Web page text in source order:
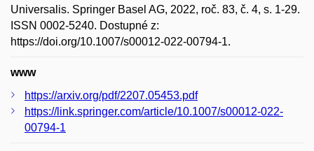
Universalis. Springer Basel AG, 2022, roč. 83, č. 4, s. 1-29.
ISSN 0002-5240. Dostupné z:
https://doi.org/10.1007/s00012-022-00794-1.
www
https://arxiv.org/pdf/2207.05453.pdf
https://link.springer.com/article/10.1007/s00012-022-
00794-1